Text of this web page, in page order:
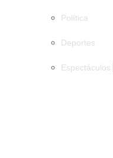
Política
Deportes
Espectáculos